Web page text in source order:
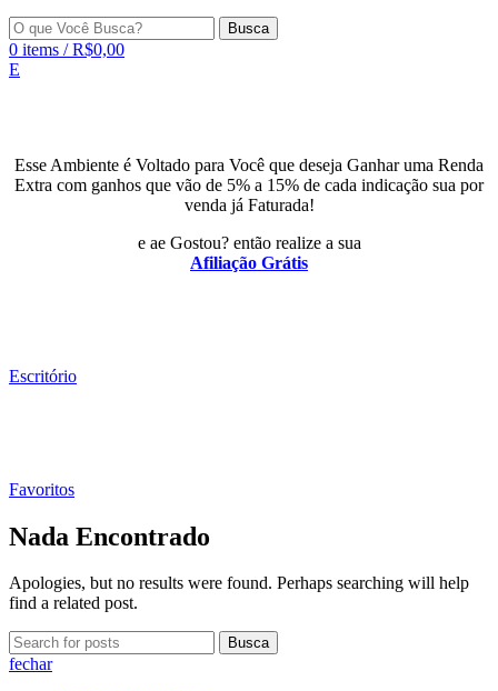
Busca
0 items / R$0,00
E
Esse Ambiente é Voltado para Você que deseja Ganhar uma Renda
Extra com ganhos que vão de 5% a 15% de cada indicação sua por
venda já Faturada!
e ae Gostou? então realize a sua
Afiliação Grátis
Escritório
Favoritos
Nada Encontrado
Apologies, but no results were found. Perhaps searching will help
find a related post.
Busca
fechar